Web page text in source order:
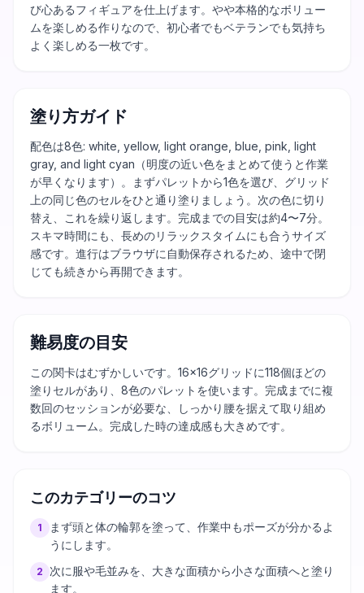
び心あるフィギュアを仕上げます。やや本格的なボリュー
ムを楽しめる作りなので、初心者でもベテランでも気持ち
よく楽しめる一枚です。
塗り方ガイド
配色は8色: white, yellow, light orange, blue, pink, light
gray, and light cyan（明度の近い色をまとめて使うと作業
が早くなります）。まずパレットから1色を選び、グリッド
上の同じ色のセルをひと通り塗りましょう。次の色に切り
替え、これを繰り返します。完成までの目安は約4〜7分。
スキマ時間にも、長めのリラックスタイムにも合うサイズ
感です。進行はブラウザに自動保存されるため、途中で閉
じても続きから再開できます。
難易度の目安
この関卡はむずかしいです。16×16グリッドに118個ほどの
塗りセルがあり、8色のパレットを使います。完成までに複
数回のセッションが必要な、しっかり腰を据えて取り組め
るボリューム。完成した時の達成感も大きめです。
このカテゴリーのコツ
1
まず頭と体の輪郭を塗って、作業中もポーズが分かるよ
うにします。
2
次に服や毛並みを、大きな面積から小さな面積へと塗り
ます。